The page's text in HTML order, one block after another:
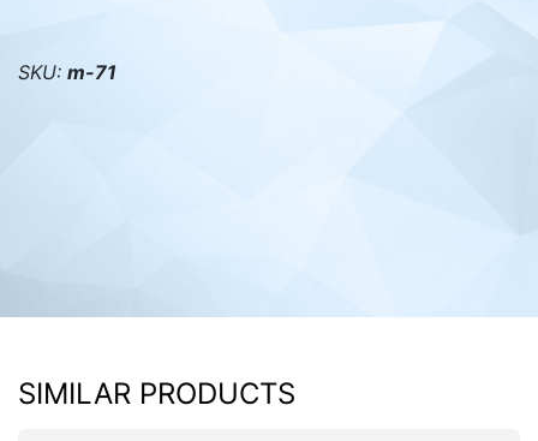
SKU: m-71
SIMILAR PRODUCTS